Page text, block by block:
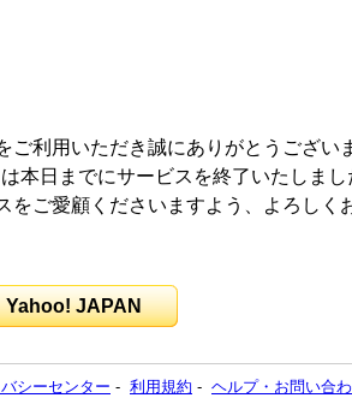
利用いただき誠にありがとうござい
本日までにサービスを終了いたしまし
をご愛顧くださいますよう、よろしく
Yahoo! JAPAN
シーセンター - 利用規約 - ヘルプ・お問い合